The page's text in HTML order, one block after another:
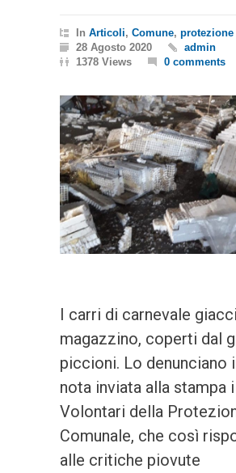
In Articoli, Comune,
28 Agosto 2020
admin
1378 Views
0 comments
I carri di carnevale
magazzino, coperti dal
piccioni. Lo denunciano
nota inviata alla stampa i
Volontari della
Comunale, che così
alle critiche piovute